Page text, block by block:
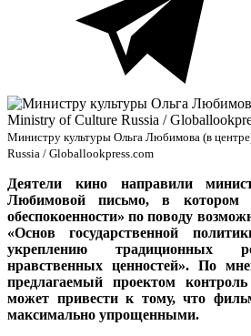
Министру культуры Ольга Любимова (в
Russia / Globallookpress.com
Деятели кино направили
Любимовой письмо, в котором
обеспокоенности» по поводу
«Основ государственной
укреплению традиционных
нравственных ценностей». По
предлагаемый проектом
может привести к тому, что
максимально упрощенными.